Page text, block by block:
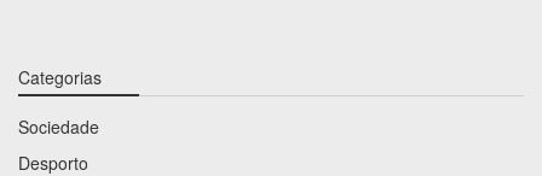
Categorias
Sociedade
Desporto